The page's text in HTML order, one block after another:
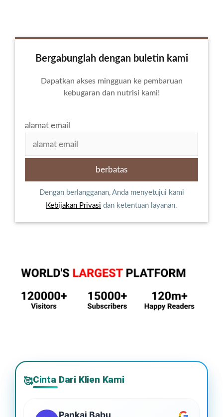
Bergabunglah dengan buletin kami
Dapatkan akses mingguan ke pembaruan
kebugaran dan nutrisi kami!
alamat email
Dengan berlangganan, Anda menyetujui kami
Kebijakan Privasi dan ketentuan layanan.
🥰Cinta Dari Klien Kami
Pankaj Babu